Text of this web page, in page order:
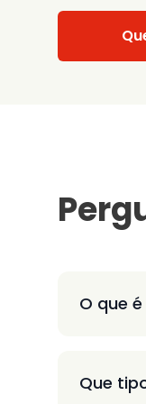
O que
Que